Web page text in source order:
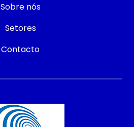
Sobre nós
Setores
Contacto